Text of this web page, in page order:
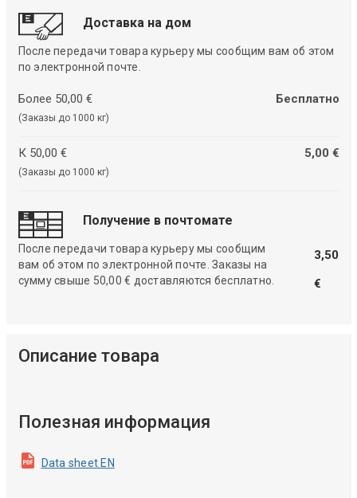
Доставка на дом
После передачи товара курьеру мы сообщим вам об этом
по электронной почте.
Более 50,00 €
(Заказы до 1000 кг)
Бесплатно
К 50,00 €
(Заказы до 1000 кг)
5,00 €
Получение в почтомате
После передачи товара курьеру мы сообщим
вам об этом по электронной почте. Заказы на
сумму свыше 50,00 € доставляются бесплатно.
3,50
€
Описание товара
Полезная информация
Data sheet EN